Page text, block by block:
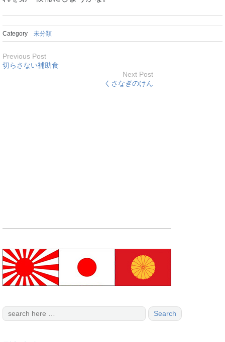
Category 未分類
Previous Post
切らさない補助食
Next Post
くさなぎのけん